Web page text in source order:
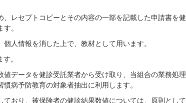
レセプトコピーとその内容の一部を記載した申請書を健
。
人情報を消した上で、教材として用います。
。
データを健診受託業者から受け取り、当組合の業務処理
病予防教育の対象者抽出に利用します。
おり、被保険者の健診結果数値については、原則として